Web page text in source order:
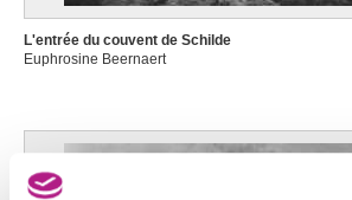
L'entrée du couvent de Schilde
Euphrosine Beernaert